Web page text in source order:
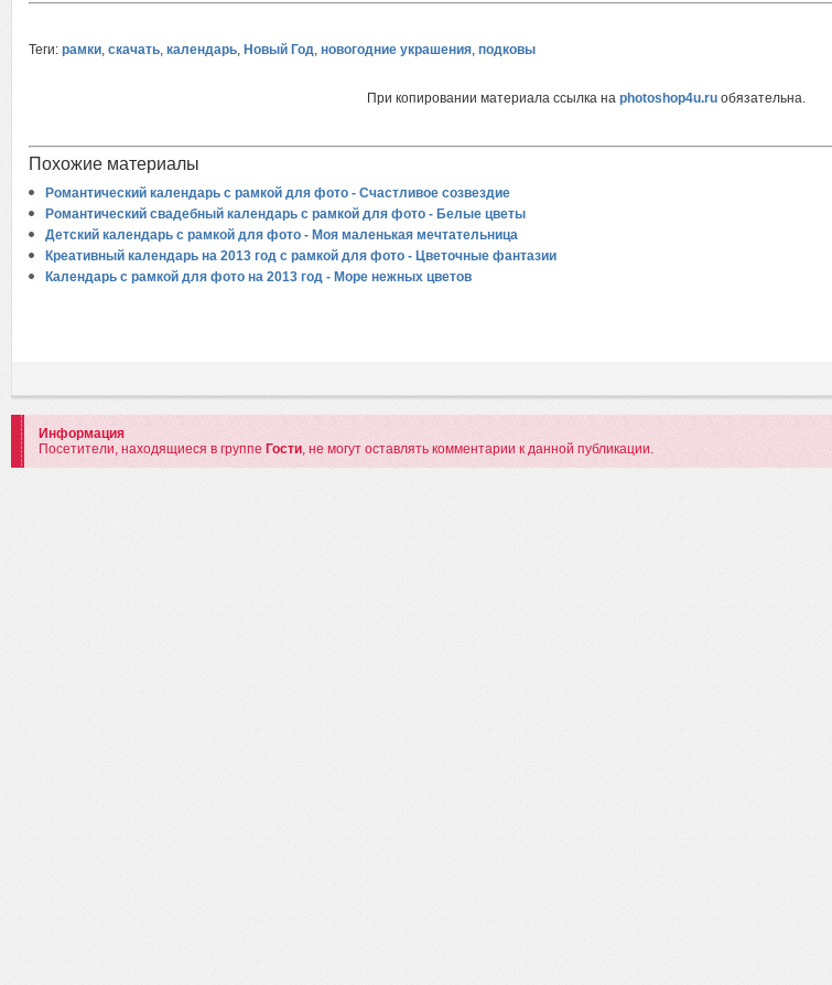
Теги: рамки, скачать, календарь, Новый Год, новогодние украшения, подковы
При копировании материала ссылка на photoshop4u.ru обязательна.
Похожие материалы
Романтический календарь с рамкой для фото - Счастливое созвездие
Романтический свадебный календарь с рамкой для фото - Белые цветы
Детский календарь с рамкой для фото - Моя маленькая мечтательница
Креативный календарь на 2013 год с рамкой для фото - Цветочные фантазии
Календарь с рамкой для фото на 2013 год - Море нежных цветов
Информация
Посетители, находящиеся в группе Гости, не могут оставлять комментарии к данной публикации.